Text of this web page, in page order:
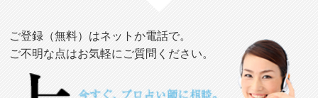
ご登録（無料）はネットか電話で。
ご不明な点はお気軽にご質問ください。